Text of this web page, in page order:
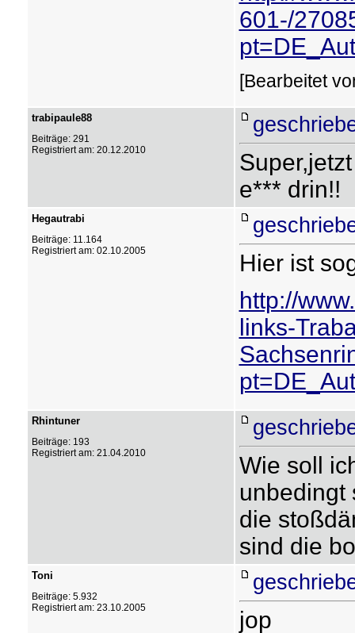
601-/
[Bearbeitet
trabipaule88
Beiträge: 291
Registriert am: 20.12.2010
e*** drin!!
Hegautrabi
Beiträge: 11.164
Registriert am: 02.10.2005
Hier ist
http://
links-
Rhintuner
Beiträge: 193
Registriert am: 21.04.2010
Wie soll
unbedingt
die
sind die
Toni
Beiträge: 5.932
Registriert am: 23.10.2005
jop